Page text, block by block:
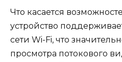
Что касается
устройство
сети Wi-Fi, что
просмотра потокового